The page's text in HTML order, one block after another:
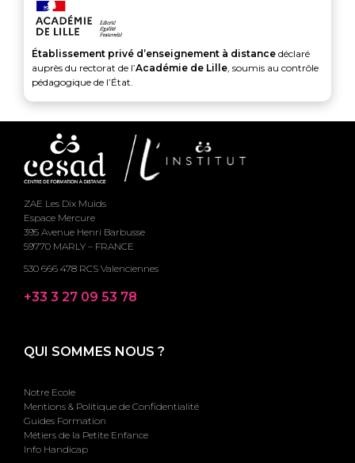
Établissement privé d’enseignement à distance déclaré
auprès du rectorat de l’Académie de Lille , soumis au contrôle
pédagogique de l’État.
ZAE Les Dix Muids
Espace Mercure
395 Avenue Henri Barbusse
59770 MARLY – FRANCE
530 666 478 RCS Valenciennes
+33 3 27 09 53 78
QUI SOMMES NOUS ?
Notre Ecole
Mentions & Politique de Confidentialité
Guides Formation
Métiers de la Petite Enfance
Info Handicap